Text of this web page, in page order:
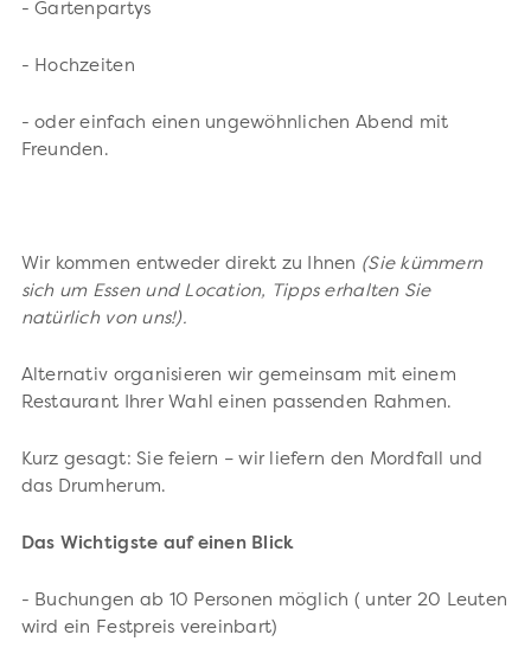
- Gartenpartys
- Hochzeiten
- oder einfach einen ungewöhnlichen Abend mit
Freunden.
Wir kommen entweder direkt zu Ihnen (Sie kümmern
sich um Essen und Location, Tipps erhalten Sie
natürlich von uns!).
Alternativ organisieren wir gemeinsam mit einem
Restaurant Ihrer Wahl einen passenden Rahmen.
Kurz gesagt: Sie feiern – wir liefern den Mordfall und
das Drumherum.
Das Wichtigste auf einen Blick
- Buchungen ab 10 Personen möglich ( unter 20 Leuten
wird ein Festpreis vereinbart)